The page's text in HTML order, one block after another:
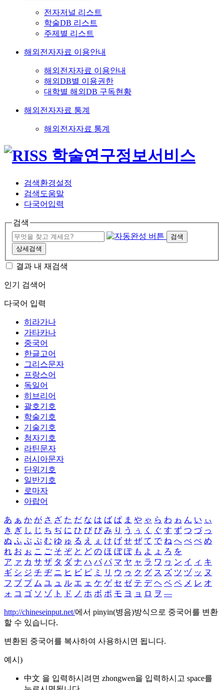
전자저널 리스트
학술DB 리스트
주제별 리스트
해외전자자료 이용안내
해외전자자료 이용안내
해외DB별 이용권한
대학별 해외DB 구독현황
해외전자자료 통계
해외전자자료 통계
검색환경설정
검색도움말
다국어입력
검색
검색
상세검색
결과 내 재검색
인기 검색어
다국어 입력
히라가나
가타카나
중국어
한글고어
그리스문자
프랑스어
독일어
히브리어
괄호기호
학술기호
기술기호
첨자기호
라틴문자
러시아문자
단위기호
일반기호
로마자
아랍어
あ ぁ か が さ ざ た だ な は ば ぱ ま や ゃ ら わ ゎ ん い ぃ
き ぎ し じ ち ぢ に ひ び ぴ み り う ぅ く ぐ す ず つ づ っ
ぬ ふ ぶ ぷ む ゆ ゅ る え ぇ け げ せ ぜ て で ね へ べ ぺ め
れ お ぉ こ ご そ ぞ と ど の ほ ぼ ぽ も よ ょ ろ を
ア ァ カ サ ザ タ ダ ナ ハ バ パ マ ヤ ャ ラ ワ ヮ ン イ ィ キ
ギ シ ジ チ ヂ ニ ヒ ビ ピ ミ リ ウ ゥ ク グ ス ズ ツ ヅ ッ ヌ
フ ブ プ ム ユ ュ ル エ ェ ケ ゲ セ ゼ テ デ ヘ ベ ペ メ レ オ
ォ コ ゴ ソ ゾ ト ド ノ ホ ボ ポ モ ヨ ョ ロ ヲ ―
http://chineseinput.net/에서 pinyin(병음)방식으로 중국어를 변환
할 수 있습니다.
변환된 중국어를 복사하여 사용하시면 됩니다.
예시)
中文 을 입력하시려면 zhongwen을 입력하시고 space를